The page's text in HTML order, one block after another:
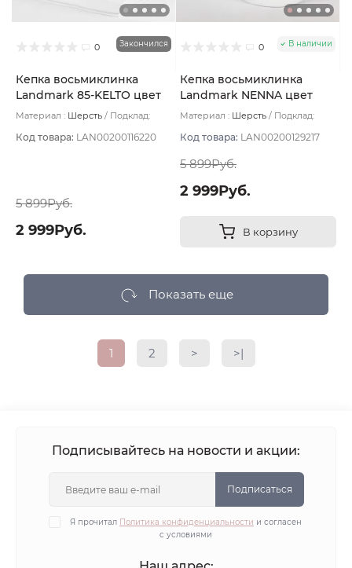
0 Закончился
Кепка восьмиклинка
Landmark 85-KELTO цвет
Синий тёмный размер 56
Материал : Шерсть
Подклад:
Код товара: LAN00200116220
5 899Руб.
2 999Руб.
0 В наличии
Кепка восьмиклинка
Landmark NENNA цвет
Синий размер 57
Материал : Шерсть
Подклад:
Код товара: LAN00200129217
5 899Руб.
2 999Руб.
В корзину
Показать еще
1 2 > >|
Подписывайтесь на новости и акции:
Подписаться
Я прочитал Политика конфиденциальности и согласен
с условиями